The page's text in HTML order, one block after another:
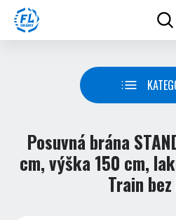
Posuvná brána
cm, výška 150 cm,
Train